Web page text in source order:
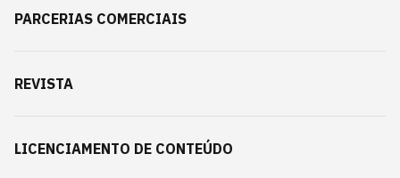
PARCERIAS COMERCIAIS
REVISTA
LICENCIAMENTO DE CONTEÚDO